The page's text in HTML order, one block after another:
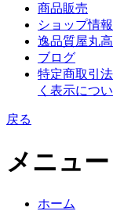
商品販売
ショップ情報
逸品質屋丸
ブログ
特定商取引
く表示につ
戻る
メニュー
ホーム